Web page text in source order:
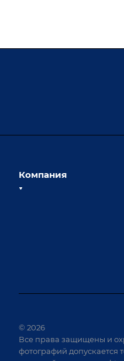
Компания
Вопрос ответ
Документы
Вакансии
© 2026
Все права защищены и
фотографий допускается